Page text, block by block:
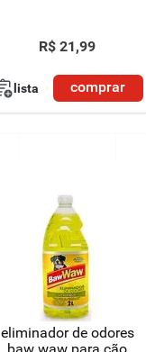
R$ 21,99
lista comprar
eliminador de odores